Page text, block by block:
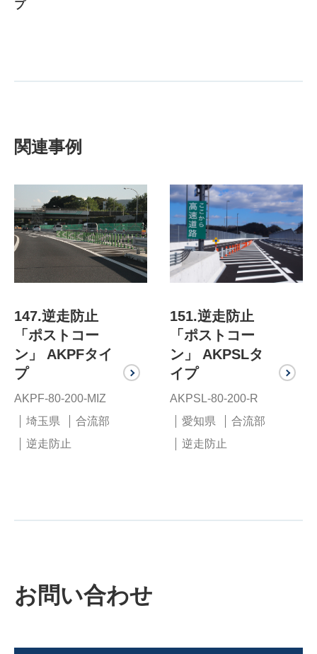
プ
関連事例
147.逆走防止
「ポストコー
ン」 AKPFタイ
プ
AKPF-80-200-MIZ
埼玉県
合流部
逆走防止
151.逆走防止
「ポストコー
ン」 AKPSLタ
イプ
AKPSL-80-200-R
愛知県
合流部
逆走防止
お問い合わせ